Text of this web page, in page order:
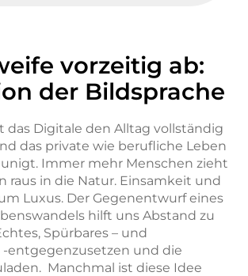
vorzeitig ab:
der Bildsprache
das Digitale den Alltag vollständig
das private wie berufliche Leben
Immer mehr Menschen zieht
raus in die Natur. Einsamkeit und
Luxus. Der Gegenentwurf eines
hilft uns Abstand zu
Spürbares – und
-entgegenzusetzen und die
Manchmal ist diese Idee